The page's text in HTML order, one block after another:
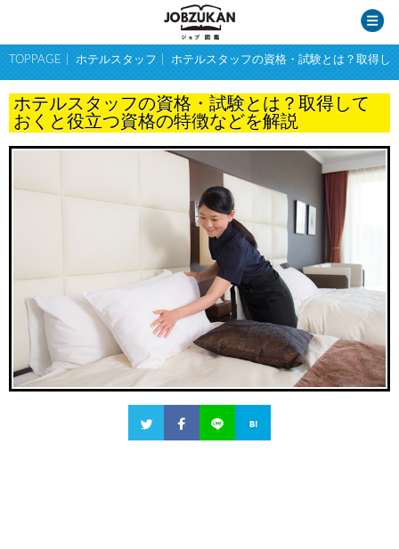
TOPPAGE ホテルスタッフ ホテルスタッフの資格・試験とは？取得し
ホテルスタッフの資格・試験とは？取得して
おくと役立つ資格の特徴などを解説